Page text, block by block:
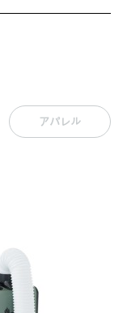
アパレル